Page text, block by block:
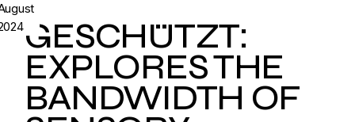
GESCHÜTZT:
EXPLORES THE
BANDWIDTH OF